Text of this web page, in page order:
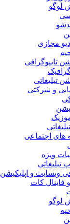
لوگو
مجازی
تایپوگرافی
تبلیغاتی
و شرکتی
های اجتماعی
ویژه
تبلیغاتی
وبسایت و اپلیکیشن
فاینال کات
لوگو